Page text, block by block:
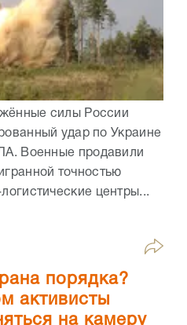
силы России
удар по Украине
Военные продавили
точностью
центры...
порядка?
активисты
на камеру